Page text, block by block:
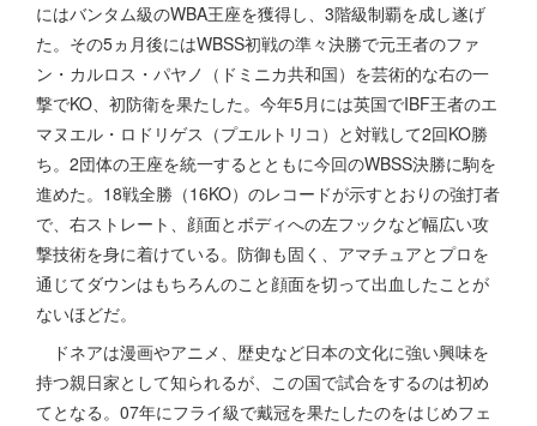
にはバンタム級のWBA王座を獲得し、3階級制覇を成し遂げ
た。その5ヵ月後にはWBSS初戦の準々決勝で元王者のファ
ン・カルロス・パヤノ（ドミニカ共和国）を芸術的な右の一
撃でKO、初防衛を果たした。今年5月には英国でIBF王者のエ
マヌエル・ロドリゲス（プエルトリコ）と対戦して2回KO勝
ち。2団体の王座を統一するとともに今回のWBSS決勝に駒を
進めた。18戦全勝（16KO）のレコードが示すとおりの強打者
で、右ストレート、顔面とボディへの左フックなど幅広い攻
撃技術を身に着けている。防御も固く、アマチュアとプロを
通じてダウンはもちろんのこと顔面を切って出血したことが
ないほどだ。
ドネアは漫画やアニメ、歴史など日本の文化に強い興味を
持つ親日家として知られるが、この国で試合をするのは初め
てとなる。07年にフライ級で戴冠を果たしたのをはじめフェ